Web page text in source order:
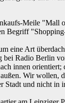
Meile "Mall
Begriff
eine Art
bei Radio Berlin
innen orientiert;
Wir wollen,
Stadt und nicht in